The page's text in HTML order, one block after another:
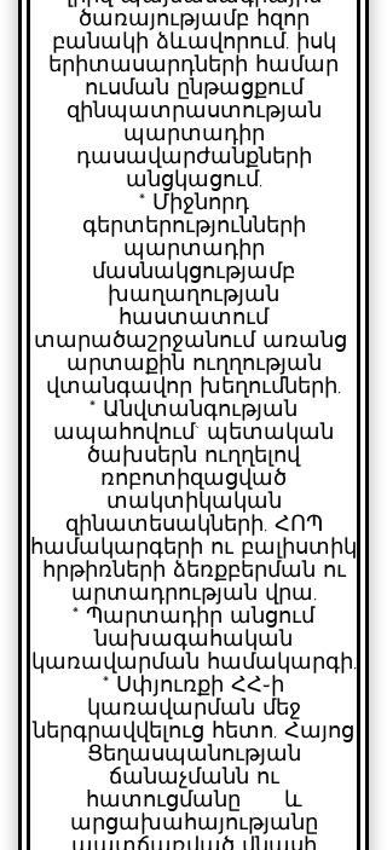
ծառայությամբ հզոր
բանակի ձևավորում, իսկ
երիտասարդների համար
ուսման ընթացքում
զինպատրաստության
պարտադիր
դասավարժանքների
անցկացում,
* ⁠Միջնորդ
գերտերությունների
պարտադիր
մասնակցությամբ
խաղաղության
հաստատում
տարածաշրջանում առանց
արտաքին ուղղության
վտանգավոր խեղումների,
* ⁠Անվտանգության
ապահովում` պետական
ծախսերն ուղղելով
ռոբոտիզացված
տակտիկական
զինատեսակների, ՀՈՊ
համակարգերի ու բալիստիկ
հրթիռների ձեռքբերման ու
արտադրության վրա,
* ⁠Պարտադիր անցում
նախագահական
կառավարման համակարգի,
* ⁠Սփյուռքի ՀՀ֊ի
կառավարման մեջ
ներգրավվելուց հետո, Հայոց
Ցեղասպանության
ճանաչմանն ու
հատուցմանը և
արցախահայությանը
պատճառված վնասի